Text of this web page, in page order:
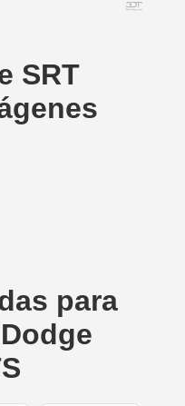
SRT
para